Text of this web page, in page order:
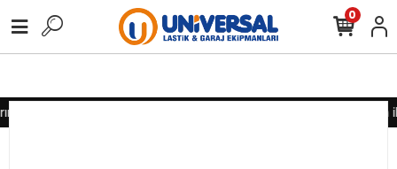
için lütfen iletişime geçiniz Toptan alımlarınız için lütfen
0